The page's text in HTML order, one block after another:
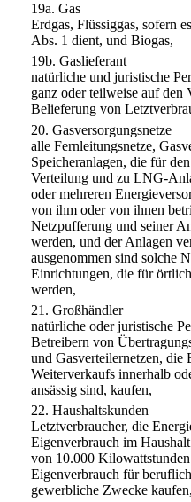
19a. Gas
Erdgas, Flüssiggas, sofern
Abs. 1 dient, und Biogas,
19b. Gaslieferant
natürliche und juristische
ganz oder teilweise auf den
Belieferung von
20. Gasversorgungsnetze
alle Fernleitungsnetze,
Speicheranlagen, die für
Verteilung und zu LNG-
oder mehreren
von ihm oder von ihnen
Netzpufferung und seiner
werden, und der Anlagen
ausgenommen sind solche
Einrichtungen, die für
werden,
21. Großhändler
natürliche oder juristische
Betreibern von
und Gasverteilernetzen, die
Weiterverkaufs innerhalb
ansässig sind, kaufen,
22. Haushaltskunden
Letztverbraucher, die
Eigenverbrauch im
von 10.000
Eigenverbrauch für
gewerbliche Zwecke kaufen,